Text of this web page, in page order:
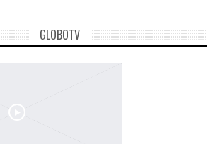
GLOBOTV